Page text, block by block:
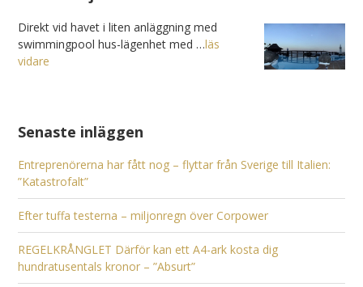
Direkt vid havet i liten anläggning med
swimmingpool hus-lägenhet med …läs
vidare
Senaste inläggen
Entreprenörerna har fått nog – flyttar från Sverige till Italien:
”Katastrofalt”
Efter tuffa testerna – miljonregn över Corpower
REGELKRÅNGLET Därför kan ett A4-ark kosta dig
hundratusentals kronor – ”Absurt”